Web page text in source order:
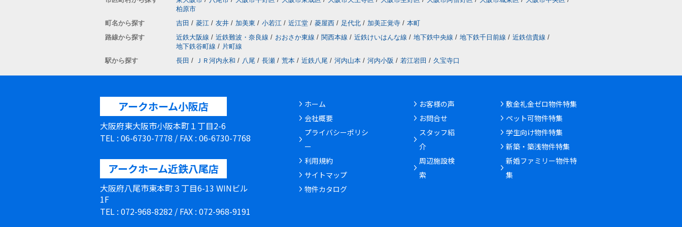
柏原市
町名から探す
吉田 / 菱江 / 友井 / 加美東 / 小若江 / 近江堂 / 菱屋西 / 足代北 / 加美正覚寺 / 本町
路線から探す
近鉄大阪線 / 近鉄難波・奈良線 / おおさか東線 / 関西本線 / 近鉄けいはんな線 / 地下鉄中央線 / 地下鉄千日前線 / 近鉄信貴線 /
地下鉄谷町線 / 片町線
駅から探す
長田 / ＪＲ河内永和 / 八尾 / 長瀬 / 荒本 / 近鉄八尾 / 河内山本 / 河内小阪 / 若江岩田 / 久宝寺口
アークホーム小阪店
大阪府東大阪市小阪本町１丁目2-6
TEL : 06-6730-7778 / FAX : 06-6730-7768
アークホーム近鉄八尾店
大阪府八尾市東本町３丁目6-13 WINビル
1F
TEL : 072-968-8282 / FAX : 072-968-9191
ホーム
会社概要
プライバシーポリシ
ー
利用規約
サイトマップ
物件カタログ
お客様の声
お問合せ
スタッフ紹
介
周辺施設検
索
敷金礼金ゼロ物件特集
ペット可物件特集
学生向け物件特集
新築・築浅物件特集
新婚ファミリー物件特
集